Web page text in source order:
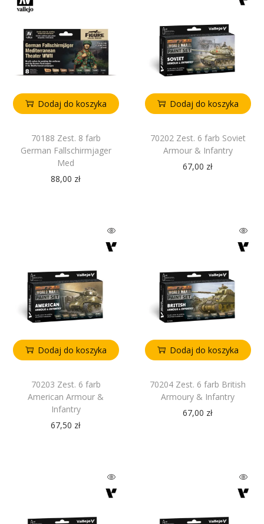
Dodaj do koszyka
70188 Zest. 8 farb
German Fallschirmjager
Med
88,00 zł
Dodaj do koszyka
70202 Zest. 6 farb Soviet
Armour & Infantry
67,00 zł
Dodaj do koszyka
70203 Zest. 6 farb
American Armour &
Infantry
67,50 zł
Dodaj do koszyka
70204 Zest. 6 farb British
Armoury & Infantry
67,00 zł